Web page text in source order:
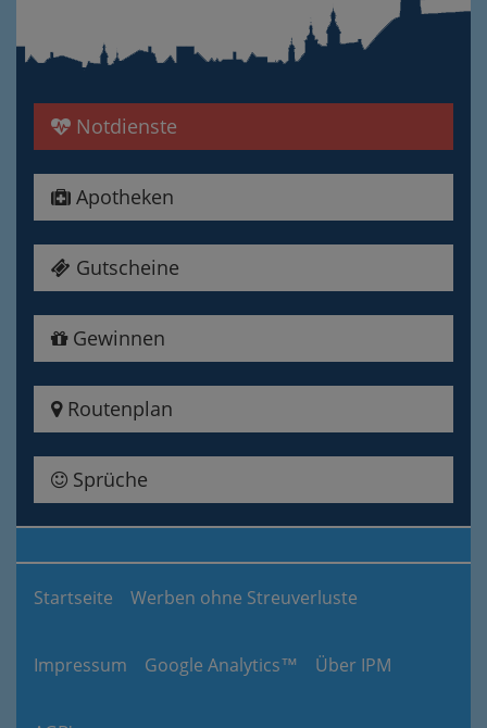
Notdienste
Apotheken
Gutscheine
Gewinnen
Routenplan
Sprüche
Startseite Werben ohne Streuverluste
Impressum Google Analytics™ Über IPM